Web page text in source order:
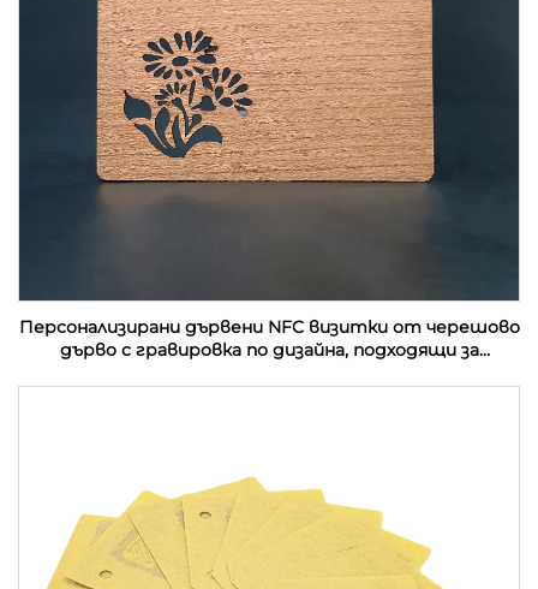
Персонализирани дървени NFC визитки от черешово
дърво с гравировка по дизайна, подходящи за